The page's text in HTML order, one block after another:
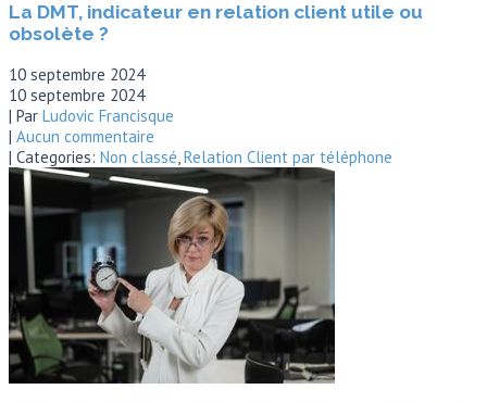
La DMT, indicateur en relation client utile ou
obsolète ?
10 septembre 2024
10 septembre 2024
| Par Ludovic Francisque
| Aucun commentaire
| Categories: Non classé Relation Client par téléphone